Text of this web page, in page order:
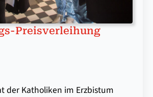
Preis­ver­lei­hung
der Katholiken im Erzbistum